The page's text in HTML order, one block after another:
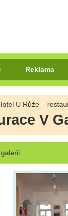
Reklama
U Růže –
V